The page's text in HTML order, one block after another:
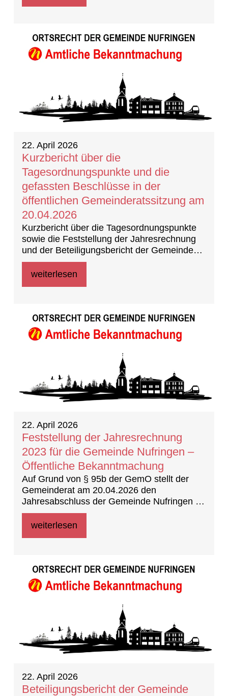
22. April 2026
Kurzbericht über die
Tagesordnungspunkte und die
gefassten Beschlüsse in der
öffentlichen Gemeinderatssitzung am
20.04.2026
Kurzbericht über die Tagesordnungspunkte
sowie die Feststellung der Jahresrechnung
und der Beteiligungsbericht der Gemeinde
Nufringen für das Haushaltsjahr 2023
weiterlesen
22. April 2026
Feststellung der Jahresrechnung
2023 für die Gemeinde Nufringen –
Öffentliche Bekanntmachung
Auf Grund von § 95b der GemO stellt der
Gemeinderat am 20.04.2026 den
Jahresabschluss der Gemeinde Nufringen für
das Jahr 2023 fest.
weiterlesen
22. April 2026
Beteiligungsbericht der Gemeinde